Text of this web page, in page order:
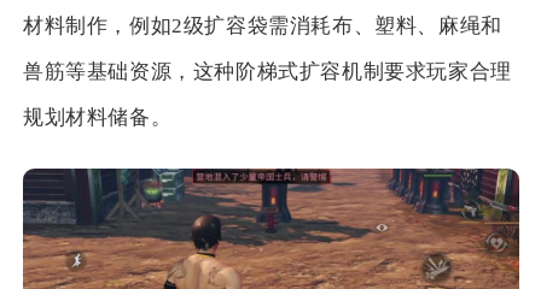
材料制作，例如2级扩容袋需消耗布、塑料、麻绳和
兽筋等基础资源，这种阶梯式扩容机制要求玩家合理
规划材料储备。